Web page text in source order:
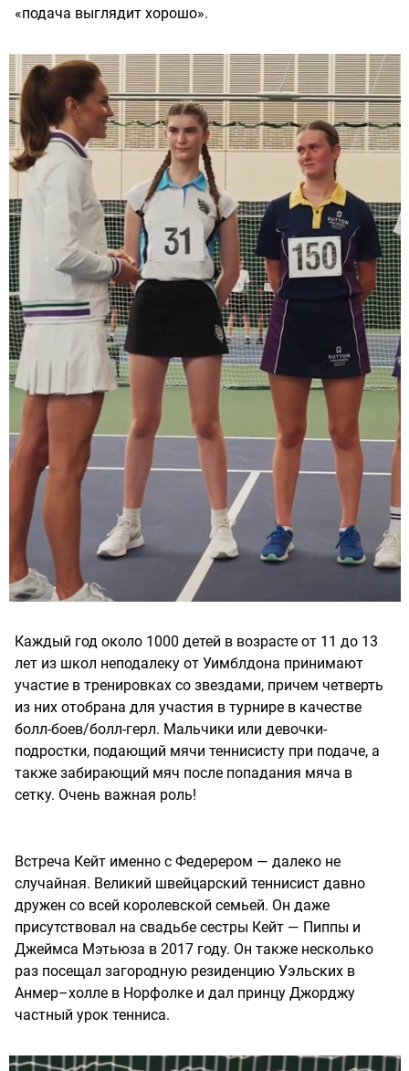
«подача выглядит хорошо».
Каждый год около 1000 детей в возрасте от 11 до 13
лет из школ неподалеку от Уимблдона принимают
участие в тренировках со звездами, причем четверть
из них отобрана для участия в турнире в качестве
болл-боев/болл-герл. Мальчики или девочки-
подростки, подающий мячи теннисисту при подаче, а
также забирающий мяч после попадания мяча в
сетку. Очень важная роль!
Встреча Кейт именно с Федерером — далеко не
случайная. Великий швейцарский теннисист давно
дружен со всей королевской семьей. Он даже
присутствовал на свадьбе сестры Кейт — Пиппы и
Джеймса Мэтьюза в 2017 году. Он также несколько
раз посещал загородную резиденцию Уэльских в
Анмер–холле в Норфолке и дал принцу Джорджу
частный урок тенниса.